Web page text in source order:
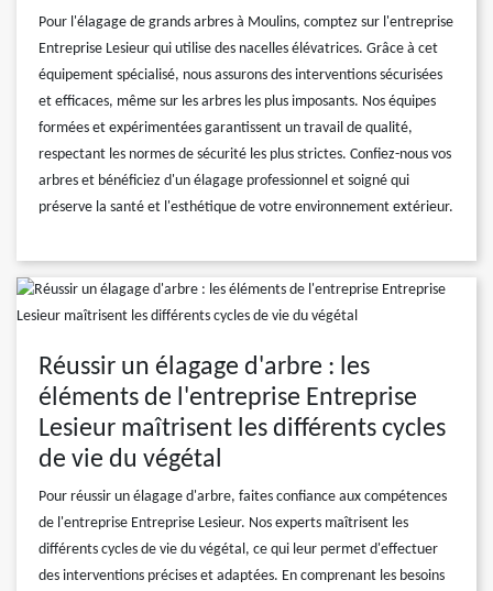
Pour l'élagage de grands arbres à Moulins, comptez sur l'entreprise
Entreprise Lesieur qui utilise des nacelles élévatrices. Grâce à cet
équipement spécialisé, nous assurons des interventions sécurisées
et efficaces, même sur les arbres les plus imposants. Nos équipes
formées et expérimentées garantissent un travail de qualité,
respectant les normes de sécurité les plus strictes. Confiez-nous vos
arbres et bénéficiez d'un élagage professionnel et soigné qui
préserve la santé et l'esthétique de votre environnement extérieur.
Réussir un élagage d'arbre : les
éléments de l'entreprise Entreprise
Lesieur maîtrisent les différents cycles
de vie du végétal
Pour réussir un élagage d'arbre, faites confiance aux compétences
de l'entreprise Entreprise Lesieur. Nos experts maîtrisent les
différents cycles de vie du végétal, ce qui leur permet d'effectuer
des interventions précises et adaptées. En comprenant les besoins